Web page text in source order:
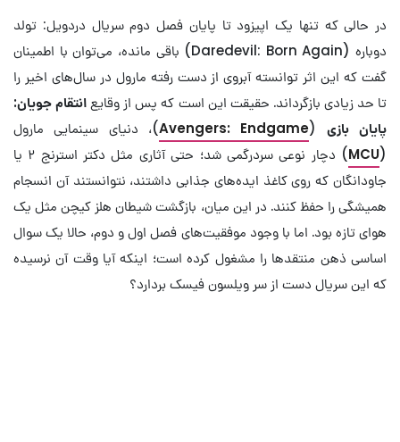
در حالی که تنها یک اپیزود تا پایان فصل دوم سریال دردویل: تولد
دوباره (Daredevil: Born Again) باقی مانده، می‌توان با اطمینان
گفت که این اثر توانسته آبروی از دست رفته‌ مارول در سال‌های اخیر را
تا حد زیادی بازگرداند. حقیقت این است که پس از وقایع انتقام جویان:
پایان بازی (
Avengers: Endgame)، دنیای سینمایی مارول
(
MCU
) دچار نوعی سردرگمی شد؛ حتی آثاری مثل دکتر استرنج ۲ یا
جاودانگان که روی کاغذ ایده‌های جذابی داشتند، نتوانستند آن انسجام
همیشگی را حفظ کنند. در این میان، بازگشت شیطان هلز کیچن مثل یک
هوای تازه بود. اما با وجود موفقیت‌های فصل اول و دوم، حالا یک سوال
اساسی ذهن منتقدها را مشغول کرده است؛ اینکه آیا وقت آن نرسیده
که این سریال دست از سر ویلسون فیسک بردارد؟